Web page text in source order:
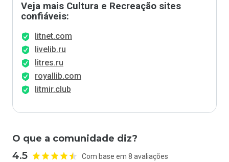
Veja mais Cultura e Recreação sites
confiáveis:
litnet.com
livelib.ru
litres.ru
royallib.com
litmir.club
O que a comunidade diz?
4.5 Com base em 8 avaliações